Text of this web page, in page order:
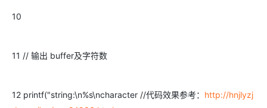
10
11 // 输出 buffer及字符数
12 printf("string:\n%s\ncharacter //代码效果参考： http://hnjlyzj